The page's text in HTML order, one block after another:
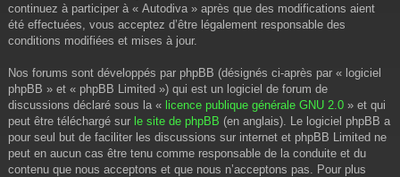
continuez à participer à « Autodiva » après que des modifications aient
été effectuées, vous acceptez d’être légalement responsable des
conditions modifiées et mises à jour.
Nos forums sont développés par phpBB (désignés ci-après par « logiciel
phpBB » et « phpBB Limited ») qui est un logiciel de forum de
discussions déclaré sous la « licence publique générale GNU 2.0 » et qui
peut être téléchargé sur le site de phpBB (en anglais). Le logiciel phpBB a
pour seul but de faciliter les discussions sur internet et phpBB Limited ne
peut en aucun cas être tenu comme responsable de la conduite et du
contenu que nous acceptons et que nous n’acceptons pas. Pour plus